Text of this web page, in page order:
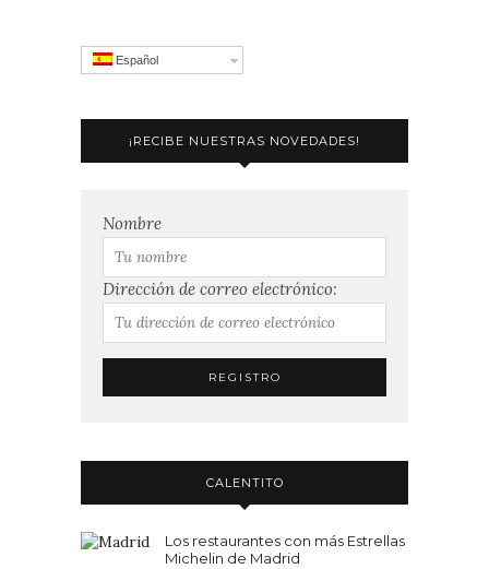
Español
¡RECIBE NUESTRAS NOVEDADES!
Nombre
Dirección de correo electrónico:
CALENTITO
Los restaurantes con más Estrellas
Michelin de Madrid